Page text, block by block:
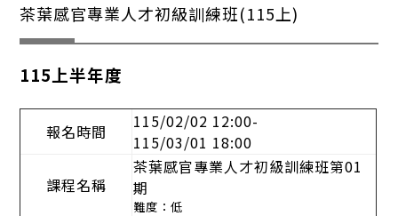
茶葉感官專業人才初級訓練班(115上)
115上半年度
報名時間
115/02/02 12:00-
115/03/01 18:00
課程名稱
茶葉感官專業人才初級訓練班第01
期
難度：低